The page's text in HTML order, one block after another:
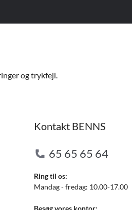
og trykfejl.
Kontakt BENNS
65 65 65 64
Ring til os:
Mandag - fredag: 10.00-17.00
Besøg vores kontor: